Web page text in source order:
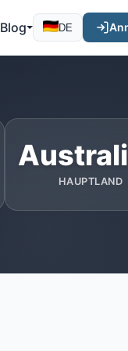
Blog DE
HAUPTLAND